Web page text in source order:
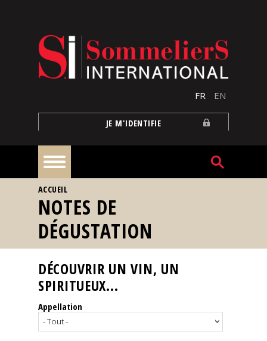
FR EN
JE M'IDENTIFIE
À
la
une
Reportages
Nos
Spiritueux
VOUS ÊTES ICI
ACCUEIL
NOTES DE
DÉGUSTATION
DÉCOUVRIR UN VIN, UN
SPIRITUEUX...
Appellation